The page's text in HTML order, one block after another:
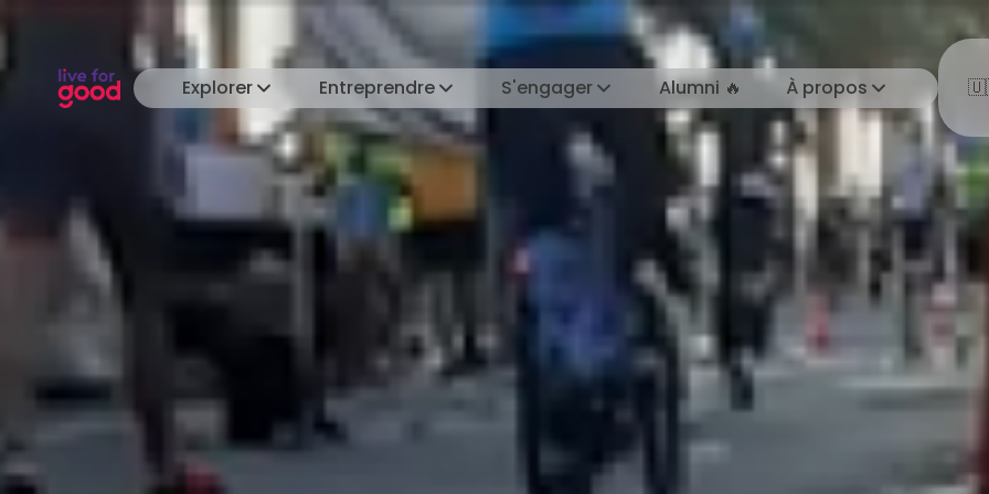
Explorer Entreprendre S'engager Alumni 🔥 À propos